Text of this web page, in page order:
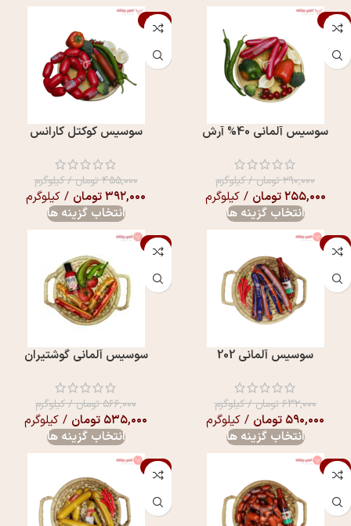
-12%
سوسيس آلمانی 40% آرش
۲۹۰,۰۰۰تومان/ کیلوگرم
۲۵۵,۰۰۰تومان / کیلوگرم
انتخاب گزینه ها
-14%
سوسيس کوکتل کارانس
۴۵۵,۰۰۰تومان/ کیلوگرم
۳۹۲,۰۰۰تومان / کیلوگرم
انتخاب گزینه ها
-7%
سوسیس آلمانی 202
۶۳۲,۰۰۰تومان/ کیلوگرم
۵۹۰,۰۰۰ تومان / کیلوگرم
انتخاب گزینه ها
-5%
سوسیس آلمانی گوشتیران
۵۶۶,۰۰۰تومان/ کیلوگرم
۵۳۵,۰۰۰ تومان / کیلوگرم
انتخاب گزینه ها
-7%
-6%